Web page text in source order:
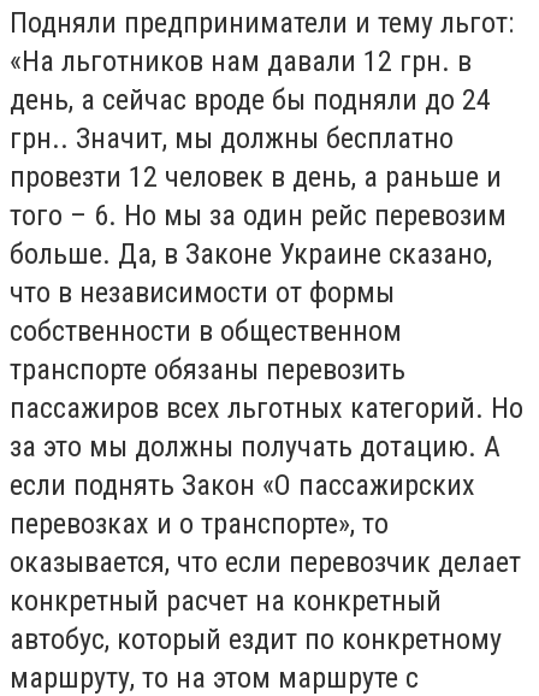
Подняли предприниматели и тему льгот:
«На льготников нам давали 12 грн. в
день, а сейчас вроде бы подняли до 24
грн.. Значит, мы должны бесплатно
провезти 12 человек в день, а раньше и
того – 6. Но мы за один рейс перевозим
больше. Да, в Законе Украине сказано,
что в независимости от формы
собственности в общественном
транспорте обязаны перевозить
пассажиров всех льготных категорий. Но
за это мы должны получать дотацию. А
если поднять Закон «О пассажирских
перевозках и о транспорте», то
оказывается, что если перевозчик делает
конкретный расчет на конкретный
автобус, который ездит по конкретному
маршруту, то на этом маршруте с